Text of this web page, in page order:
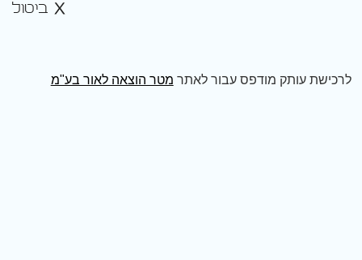
ביטול
לרכישת עותק מודפס עבור לאתר מטר הוצאה לאור בע"מ